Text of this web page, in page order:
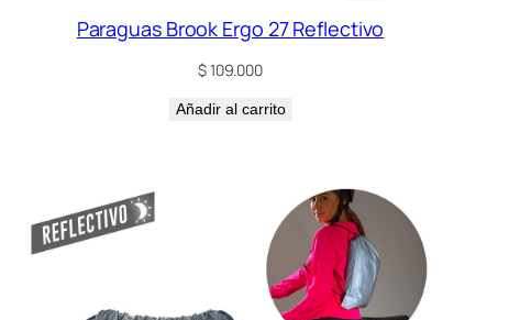
Paraguas Brook Ergo 27 Reflectivo
$109.000
Añadir al carrito